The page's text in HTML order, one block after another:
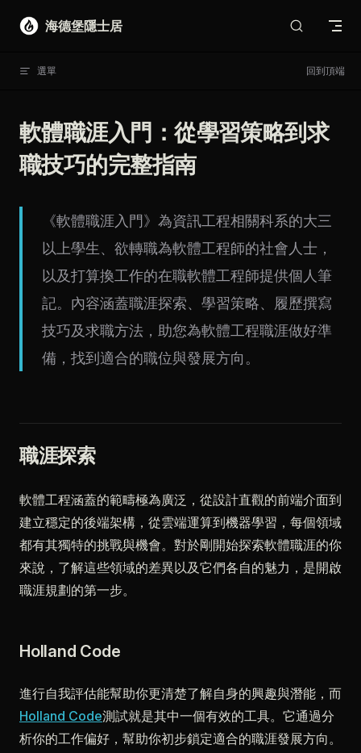
Skip to content
海德堡隱士居
選單 回到頂端
軟體職涯入門：從學習策略到求
職技巧的完整指南
《軟體職涯入門》為資訊工程相關科系的大三
以上學生、欲轉職為軟體工程師的社會人士，
以及打算換工作的在職軟體工程師提供個人筆
記。內容涵蓋職涯探索、學習策略、履歷撰寫
技巧及求職方法，助您為軟體工程職涯做好準
備，找到適合的職位與發展方向。
職涯探索
軟體工程涵蓋的範疇極為廣泛，從設計直觀的前端介面到
建立穩定的後端架構，從雲端運算到機器學習，每個領域
都有其獨特的挑戰與機會。對於剛開始探索軟體職涯的你
來說，了解這些領域的差異以及它們各自的魅力，是開啟
職涯規劃的第一步。
Holland Code
進行自我評估能幫助你更清楚了解自身的興趣與潛能，而
Holland Code測試就是其中一個有效的工具。它通過分
析你的工作偏好，幫助你初步鎖定適合的職涯發展方向。